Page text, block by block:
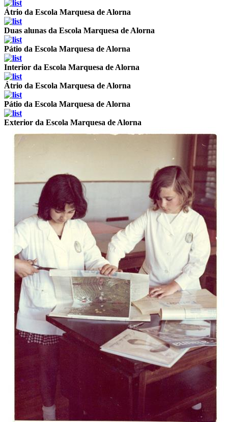
Átrio da Escola Marquesa de Alorna
Duas alunas da Escola Marquesa de Alorna
Pátio da Escola Marquesa de Alorna
Interior da Escola Marquesa de Alorna
Átrio da Escola Marquesa de Alorna
Pátio da Escola Marquesa de Alorna
Exterior da Escola Marquesa de Alorna